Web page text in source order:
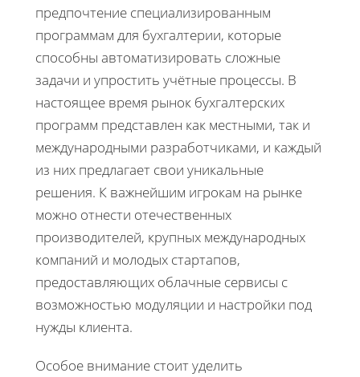
предпочтение специализированным
программам для бухгалтерии, которые
способны автоматизировать сложные
задачи и упростить учётные процессы. В
настоящее время рынок бухгалтерских
программ представлен как местными, так и
международными разработчиками, и каждый
из них предлагает свои уникальные
решения. К важнейшим игрокам на рынке
можно отнести отечественных
производителей, крупных международных
компаний и молодых стартапов,
предоставляющих облачные сервисы с
возможностью модуляции и настройки под
нужды клиента.
Особое внимание стоит уделить